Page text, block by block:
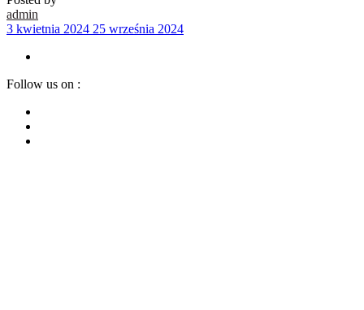
admin
3 kwietnia 2024 25 września 2024
Follow us on :